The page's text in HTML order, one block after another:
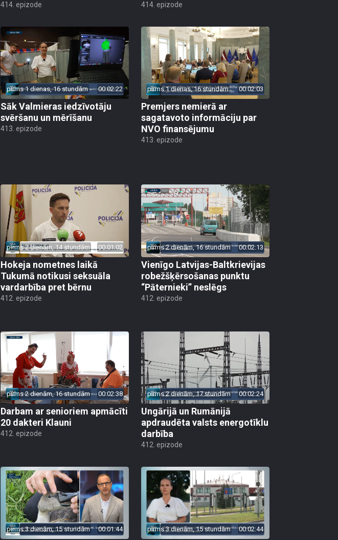
414. epizode 414. epizode
pirms 1 dienas, 16 stundām 00:02:22
Sāk Valmieras iedzīvotāju
svēršanu un mērīšanu
413. epizode
pirms 1 dienas, 16 stundām 00:02:03
Premjers nemierā ar
sagatavoto informāciju par
NVO finansējumu
413. epizode
pirms 2 dienām, 14 stundām 00:01:02
Hokeja nometnes laikā
Tukumā notikusi seksuāla
vardarbība pret bērnu
412. epizode
pirms 2 dienām, 16 stundām 00:02:13
Vienīgo Latvijas-Baltkrievijas
robežšķērsošanas punktu
“Pāternieki” neslēgs
412. epizode
pirms 2 dienām, 16 stundām 00:02:38
Darbam ar senioriem apmācīti
20 dakteri Klauni
412. epizode
pirms 2 dienām, 17 stundām 00:02:24
Ungārijā un Rumānijā
apdraudēta valsts energotīklu
darbība
412. epizode
pirms 3 dienām, 15 stundām 00:01:44 pirms 3 dienām, 15 stundām 00:02:44